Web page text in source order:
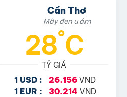
Cần Thơ
Mây đen u ám
28°C
TỶ GIÁ
1 USD : 26.156 VND
1 EUR : 30.214 VND